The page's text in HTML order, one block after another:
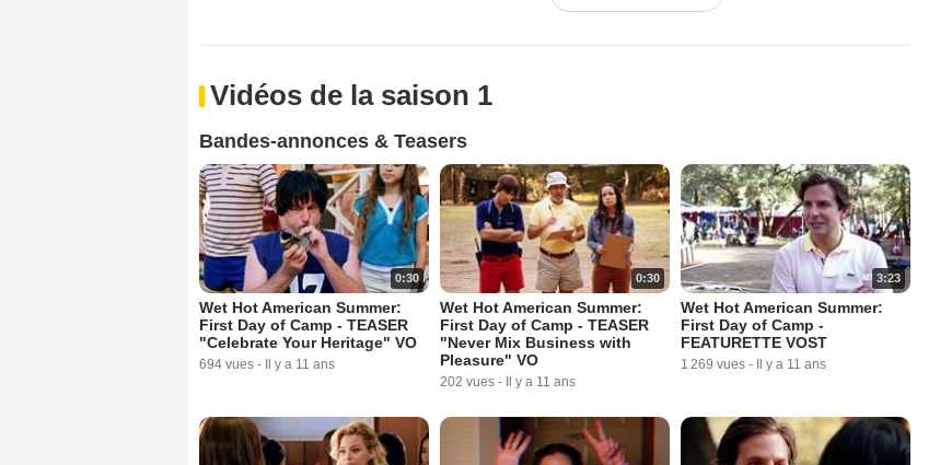
Vidéos de la saison 1
Bandes-annonces & Teasers
0:30
Wet Hot American Summer:
First Day of Camp - TEASER
"Celebrate Your Heritage" VO
694 vues - Il y a 11 ans
0:30
Wet Hot American Summer:
First Day of Camp - TEASER
"Never Mix Business with
Pleasure" VO
202 vues - Il y a 11 ans
3:23
Wet Hot American Summer:
First Day of Camp -
FEATURETTE VOST
1 269 vues - Il y a 11 ans